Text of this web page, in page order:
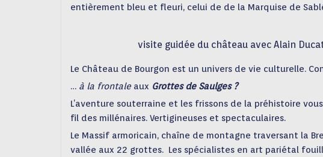
entièrement bleu et fleuri, celui de de la Marquise de
visite guidée du château avec Alain
Le Château de Bourgon est un univers de vie culturelle.
… à la frontale aux Grottes de Saulges ?
L’aventure souterraine et les frissons de la préhistoire
fil des millénaires. Vertigineuses et spectaculaires.
Le Massif armoricain, chaîne de montagne traversant la
vallée aux 22 grottes. Les spécialistes en art pariétal